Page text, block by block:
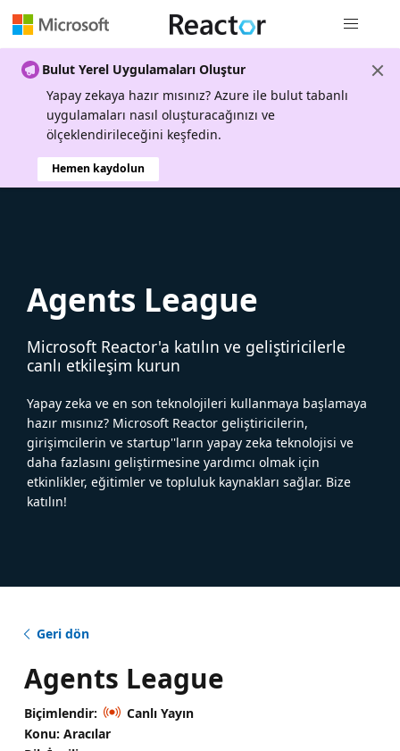
Bulut Yerel Uygulamaları Oluştur
Yapay zekaya hazır mısınız? Azure ile bulut tabanlı
uygulamaları nasıl oluşturacağınızı ve
ölçeklendirileceğini keşfedin.
Hemen kaydolun
Agents League
Microsoft Reactor'a katılın ve geliştiricilerle
canlı etkileşim kurun
Yapay zeka ve en son teknolojileri kullanmaya başlamaya
hazır mısınız? Microsoft Reactor geliştiricilerin,
girişimcilerin ve startup''ların yapay zeka teknolojisi ve
daha fazlasını geliştirmesine yardımcı olmak için
etkinlikler, eğitimler ve topluluk kaynakları sağlar. Bize
katılın!
Geri dön
Agents League
Biçimlendir:
Canlı Yayın
Konu: Aracılar